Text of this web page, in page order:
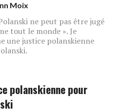
Moix
ne peut pas être jugé
tout le monde ». Je
une justice polanskienne
polanskienne pour